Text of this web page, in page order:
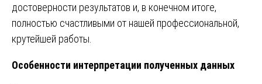
достоверности результатов и, в конечном итоге,
полностью счастливыми от нашей профессиональной,
крутейшей работы.
Особенности интерпретации полученных данных